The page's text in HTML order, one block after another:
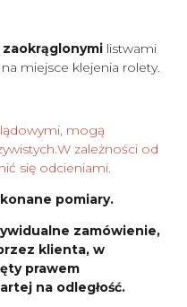
zaokrąglonymi listwami
miejsce klejenia rolety.
mogą
zależności od
się odcieniami.
pomiary.
zamówienie,
klienta, w
prawem
na odległość.